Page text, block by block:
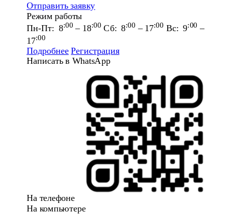
Отправить заявку
Режим работы
Пн-Пт: 8:00 – 18:00 Сб: 8:00 – 17:00 Вс: 9:00 –
17:00
Подробнее Регистрация
Написать в WhatsApp
На телефоне
На компьютере